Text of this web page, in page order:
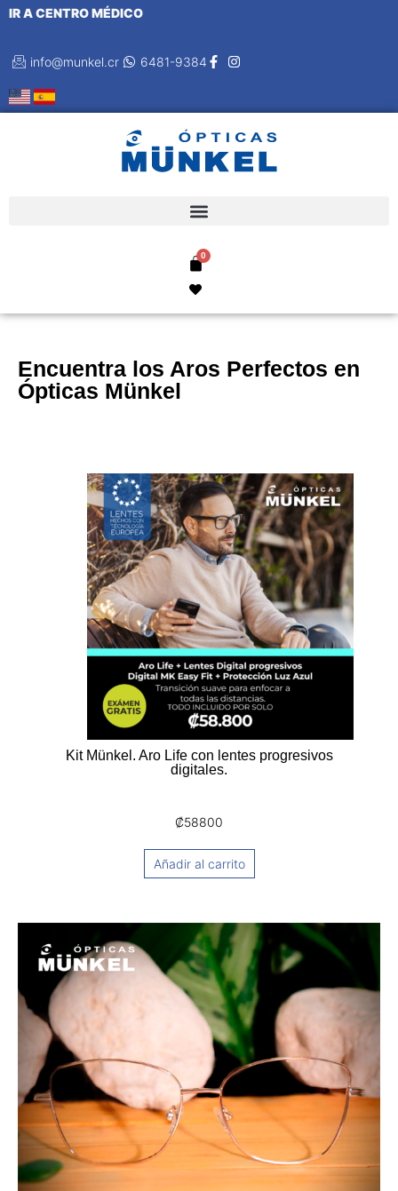
IR A CENTRO MÉDICO
info@munkel.cr 6481-9384
Encuentra los Aros Perfectos en
Ópticas Münkel
Kit Münkel. Aro Life con lentes progresivos
digitales.
₡58800
Añadir al carrito